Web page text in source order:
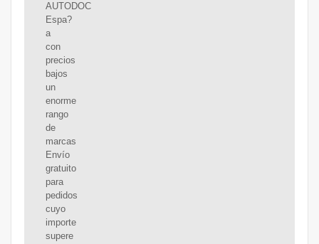
AUTODOC
Espa?
a
con
precios
bajos
un
enorme
rango
de
marcas
Envío
gratuito
para
pedidos
cuyo
importe
supere